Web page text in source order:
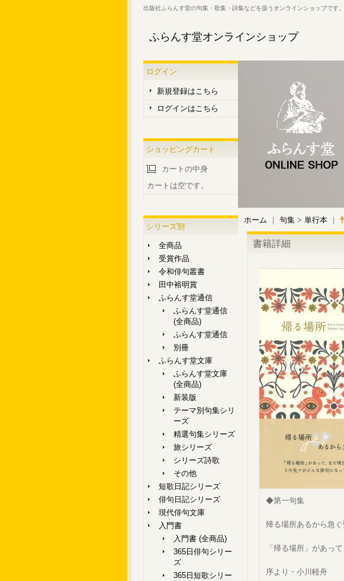
出版社ふらんす堂の句集・歌集・詩集などを扱うオンラインショップです。
ふらんす堂オンラインショップ
ログイン
新規登録はこちら
ログインはこちら
ショッピングカート
カートの中身
カートは空です。
シリーズ別
全商品
受賞作品
令和俳句叢書
田中裕明賞
ふらんす堂通信
ふらんす堂通信
(全商品)
ふらんす堂通信
別冊
ふらんす堂文庫
ふらんす堂文庫
(全商品)
新装版
テーマ別句集シリ
ーズ
精選句集シリーズ
旅シリーズ
シリーズ詩歌
その他
短歌日記シリーズ
俳句日記シリーズ
現代俳句文庫
入門書
入門書 (全商品)
365日俳句シリー
ズ
365日短歌シリー
ホーム ｜ 句集 > 単行本 ｜
書籍詳細
◆第一句集
帰る場所あるから急
「帰る場所」があっ
序より・小川軽舟